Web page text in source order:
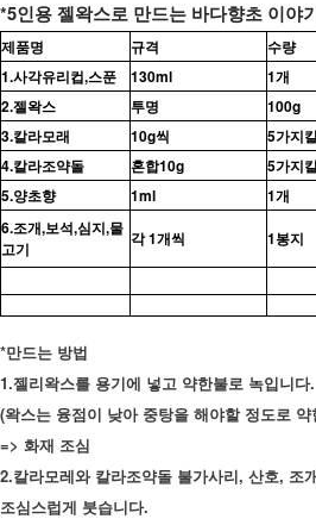
*5인용 젤왁스로 만드는 바다향초 이야
제품명 규격 수량
1.사각유리컵,스푼
130ml 1개
2.젤왁스
투명
100g
3.칼라모래
10g씩 5가지
4.칼라조약돌
혼합10g 5가지
5.양초향
1ml
1개
6.조개,보석,심지,물
고기
각 1개씩 1봉지
*만드는 방법
1.젤리왁스를 용기에 넣고 약한불로 녹입니다.
(왁스는 융점이 낮아 중탕을 해야할 정도로
=> 화재 조심
2.칼라모레와 칼라조약돌 불가사리, 산호, 조
조심스럽게 붓습니다.